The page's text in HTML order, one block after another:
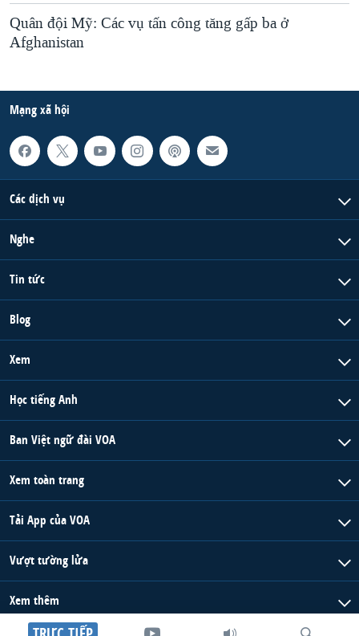
Quân đội Mỹ: Các vụ tấn công tăng gấp ba ở
Afghanistan
Mạng xã hội
Các dịch vụ
Nghe
Tin tức
Blog
Xem
Học tiếng Anh
Ban Việt ngữ đài VOA
Xem toàn trang
Tải App của VOA
Vượt tường lửa
Xem thêm